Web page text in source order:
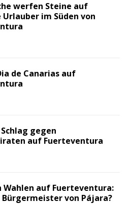
werfen Steine auf
Urlauber im Süden von
de Canarias auf
gegen
auf Fuerteventura
Wahlen auf Fuerteventura:
von Pájara?